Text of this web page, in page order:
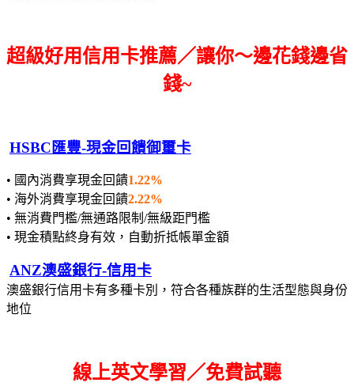
超級好用信用卡推薦／讓你～邊花錢邊省
錢~
HSBC匯豐-現金回饋御璽卡
• 國內消費享現金回饋1.22%
• 海外消費享現金回饋2.22%
• 無消費門檻/無通路限制/無級距門檻
• 現金積點終身有效，自動折抵帳單金額
ANZ澳盛銀行-信用卡
澳盛銀行信用卡有多種卡別，符合各種族群的生活型態與身份
地位
線上英文學習／免費試聽